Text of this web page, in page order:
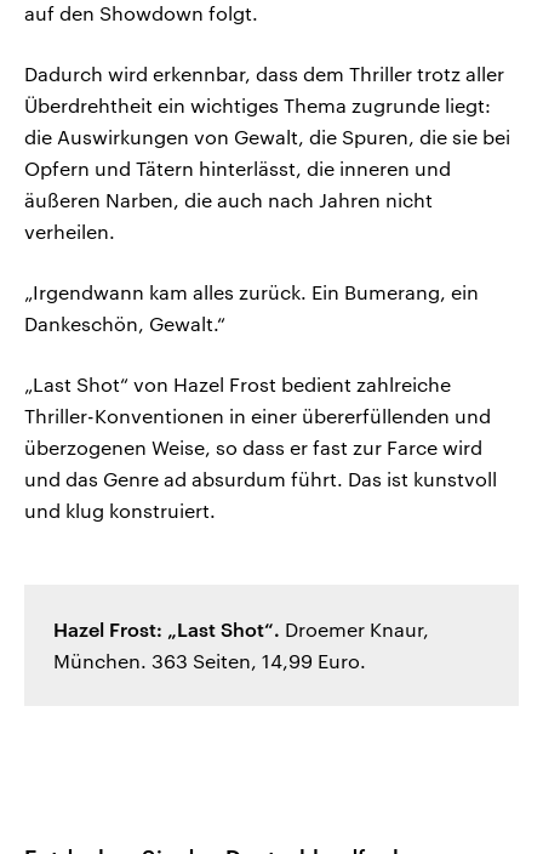
auf den Showdown folgt.
Dadurch wird erkennbar, dass dem Thriller trotz aller
Überdrehtheit ein wichtiges Thema zugrunde liegt:
die Auswirkungen von Gewalt, die Spuren, die sie bei
Opfern und Tätern hinterlässt, die inneren und
äußeren Narben, die auch nach Jahren nicht
verheilen.
„Irgendwann kam alles zurück. Ein Bumerang, ein
Dankeschön, Gewalt.“
„Last Shot“ von Hazel Frost bedient zahlreiche
Thriller-Konventionen in einer übererfüllenden und
überzogenen Weise, so dass er fast zur Farce wird
und das Genre ad absurdum führt. Das ist kunstvoll
und klug konstruiert.
Hazel Frost: „Last Shot“. Droemer Knaur,
München. 363 Seiten, 14,99 Euro.